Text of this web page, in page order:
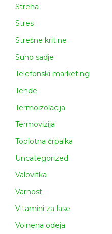
Streha
Stres
Strešne kritine
Suho sadje
Telefonski marketing
Tende
Termoizolacija
Termovizija
Toplotna črpalka
Uncategorized
Valovitka
Varnost
Vitamini za lase
Volnena odeja